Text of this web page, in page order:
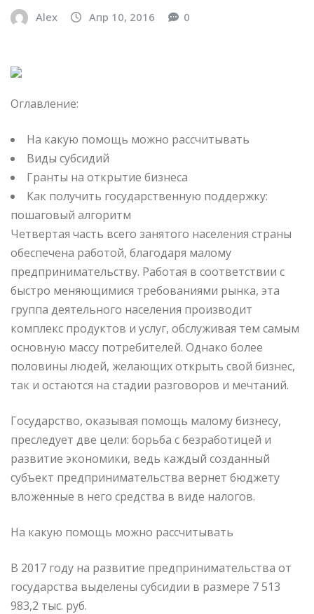
Alex Апр 10, 2016 0
Оглавление:
На какую помощь можно рассчитывать
Виды субсидий
Гранты на открытие бизнеса
Как получить государственную поддержку:
пошаговый алгоритм
Четвертая часть всего занятого населения страны
обеспечена работой, благодаря малому
предпринимательству. Работая в соответствии с
быстро меняющимися требованиями рынка, эта
группа деятельного населения производит
комплекс продуктов и услуг, обслуживая тем самым
основную массу потребителей. Однако более
половины людей, желающих открыть свой бизнес,
так и остаются на стадии разговоров и мечтаний.
Государство, оказывая помощь малому бизнесу,
преследует две цели: борьба с безработицей и
развитие экономики, ведь каждый созданный
субъект предпринимательства вернет бюджету
вложенные в него средства в виде налогов.
На какую помощь можно рассчитывать
В 2017 году на развитие предпринимательства от
государства выделены субсидии в размере 7 513
983,2 тыс. руб.